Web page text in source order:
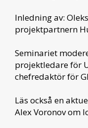
Inledning av:
projektpartnern
Seminariet
projektledare för
chefredaktör för
Läs också en
Alex Voronov om